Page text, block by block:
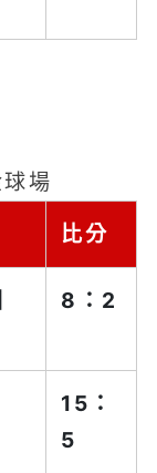
場
比分
8：2
15：
5